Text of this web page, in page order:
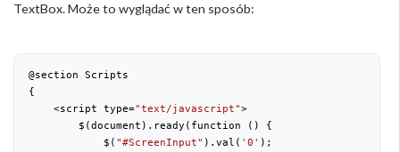
TextBox. Może to wyglądać w ten sposób:
@section Scripts
{
    <script type=
"text/javascript">
        $(document).ready(function () {
            $(
"#ScreenInput" ).val( '0' );